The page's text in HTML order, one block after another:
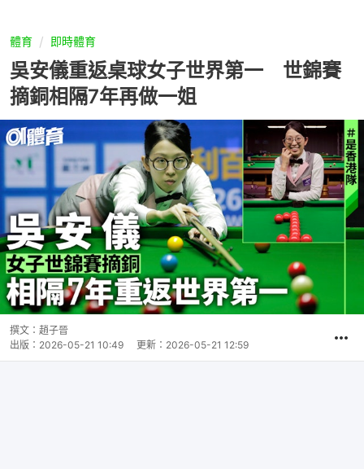
體育 即時體育
吳安儀重返桌球女子世界第一 世錦賽
摘銅相隔7年再做一姐
撰文： 趙子晉
出版： 2026-05-21 10:49 更新： 2026-05-21 12:59